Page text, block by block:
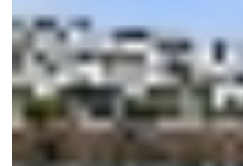
touristique, économique et
méditerranéenne.